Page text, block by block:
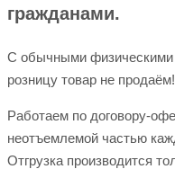
гражданами.
С обычными
розницу товар не продаём!
Работаем по договору-
неотъемлемой частью
Отгрузка производится